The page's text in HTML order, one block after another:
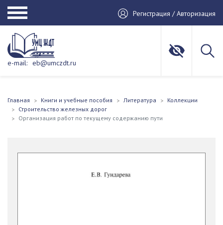
Регистрация / Авторизация
e-mail: eb@umczdt.ru
Главная Книги и учебные пособия Литература
Коллекции
Строительство железных дорог
Организация работ по текущему содержанию пути